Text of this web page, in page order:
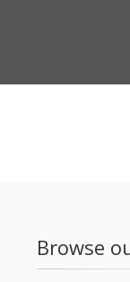
Browse